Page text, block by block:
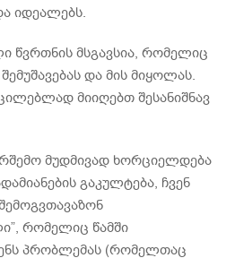
იდეალებს.
წვრთნის მსგავსია, რომელიც
და მის მიყოლას.
მიიღებთ შესანიშნავ
მუდმივად ხორციელდება
გაკულტება, ჩვენ
რომელიც წამში
პრობლემას (რომელთაც